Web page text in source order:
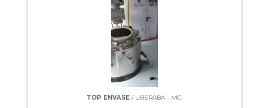
TOP ENVASE / UBERABA - MG